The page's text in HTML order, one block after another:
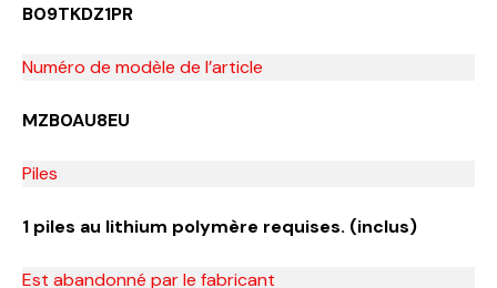
B09TKDZ1PR
Numéro de modèle de l’article
MZB0AU8EU
Piles
1 piles au lithium polymère requises. (inclus)
Est abandonné par le fabricant